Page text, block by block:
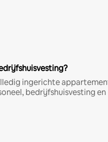
ingerichte
bedrijfshuisvesting en